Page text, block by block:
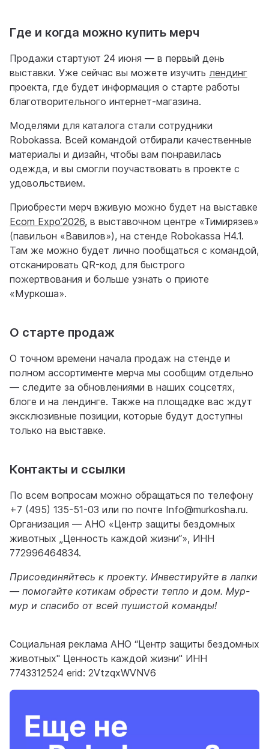
Где и когда можно купить мерч
Продажи стартуют 24 июня — в первый день
выставки. Уже сейчас вы можете изучить лендинг
проекта, где будет информация о старте работы
благотворительного интернет-магазина.
Моделями для каталога стали сотрудники
Robokassa. Всей командой отбирали качественные
материалы и дизайн, чтобы вам понравилась
одежда, и вы смогли поучаствовать в проекте с
удовольствием.
Приобрести мерч вживую можно будет на выставке
Ecom Expo’2026, в выставочном центре «Тимирязев»
(павильон «Вавилов»), на стенде Robokassa H4.1.
Там же можно будет лично пообщаться с командой,
отсканировать QR-код для быстрого
пожертвования и больше узнать о приюте
«Муркоша».
О старте продаж
О точном времени начала продаж на стенде и
полном ассортименте мерча мы сообщим отдельно
— следите за обновлениями в наших соцсетях,
блоге и на лендинге. Также на площадке вас ждут
эксклюзивные позиции, которые будут доступны
только на выставке.
Контакты и ссылки
По всем вопросам можно обращаться по телефону
+7 (495) 135-51-03 или по почте Info@murkosha.ru.
Организация — АНО «Центр защиты бездомных
животных „Ценность каждой жизни“», ИНН
772996464834.
Присоединяйтесь к проекту. Инвестируйте в лапки
— помогайте котикам обрести тепло и дом. Мур-
мур и спасибо от всей пушистой команды!
Социальная реклама АНО “Центр защиты бездомных
животных" Ценность каждой жизни" ИНН
7743312524 erid: 2VtzqxWVNV6